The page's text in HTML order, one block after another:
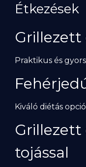
Étkezések
Grillezett
Praktikus és
Kiváló diétás
Grillezett
tojással